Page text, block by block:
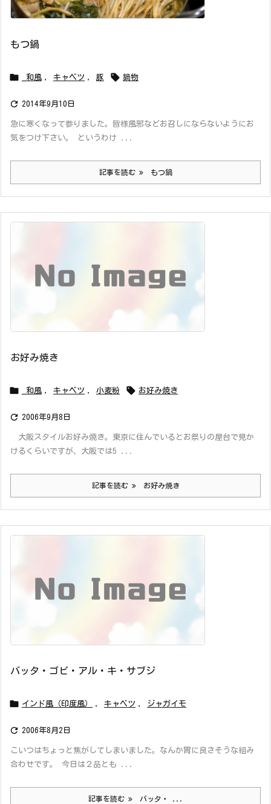
もつ鍋
 _和風 , キャベツ , 豚  鍋物
 2014年9月10日
急に寒くなって参りました。皆様風邪などお召しにならないようにお
気をつけ下さい。 というわけ ...
記事を読む もつ鍋
お好み焼き
 _和風 , キャベツ , 小麦粉  お好み焼き
 2006年9月8日
大阪スタイルお好み焼き。東京に住んでいるとお祭りの屋台で見か
けるくらいですが、大阪では5 ...
記事を読む お好み焼き
バッタ・ゴビ・アル・キ・サブジ
 インド風（印度風） , キャベツ , ジャガイモ
 2006年8月2日
こいつはちょっと焦がしてしまいました。なんか胃に良さそうな組み
合わせです。 今日は２品とも ...
記事を読む バッタ・ ...